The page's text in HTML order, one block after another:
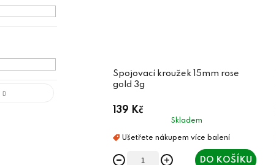
Spojovací kroužek 15mm rose
gold 3g
139 Kč
Skladem
DO KOŠÍKU